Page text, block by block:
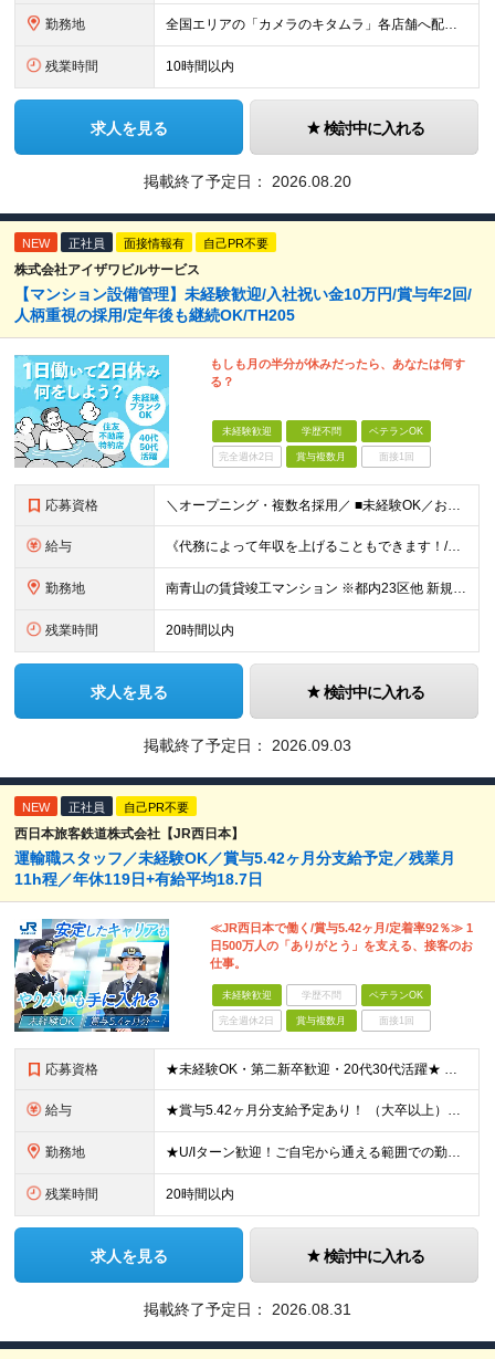
勤務地 全国エリアの「カメラのキタムラ」各店舗へ配属となります ※最初の配属先は希望を最大限考慮した上で決定します ▼詳しい勤務地住所は下記URLをご確認ください。 https://sss.kitamur
残業時間 10時間以内
求人を見る 検討中に入れる
掲載終了予定日： 2026.08.20
NEW 正社員 面接情報有 自己PR不要
株式会社アイザワビルサービス
【マンション設備管理】未経験歓迎/入社祝い金10万円/賞与年2回/
人柄重視の採用/定年後も継続OK/TH205
もしも月の半分が休みだったら、あなたは何す
る？
未経験歓迎 学歴不問 ベテランOK
完全週休2日 賞与複数月 面接1回
応募資格 ＼オープニング・複数名採用／ ■未経験OK／お人柄を重視します！ ■高卒以上 ■60歳未満の方(定年年齢による理由) ＜長く安心して働きやすい＞ 当社では現在20代～60代の管理スタッフが活躍中！
給与 《代務によって年収を上げることもできます！/想定年収330万円》 ■月給22万円以上＋賞与年2回(2カ月/2025年実績)＋時間外手当＋資格手当＋役職手当＋交通費（夜勤のみ） ………… ≪昇給、賞与、
勤務地 南青山の賃貸竣工マンション ※都内23区他 新規受託物件につき、オープニングの募集です！ 入社時期はご相談可能です！ 【本社/面接地】 東京都新宿区西新宿2丁目6番1号 新宿住友ビル4階 ※(変
残業時間 20時間以内
求人を見る 検討中に入れる
掲載終了予定日： 2026.09.03
NEW 正社員 自己PR不要
西日本旅客鉄道株式会社【JR西日本】
運輸職スタッフ／未経験OK／賞与5.42ヶ月分支給予定／残業月
11h程／年休119日+有給平均18.7日
≪JR西日本で働く/賞与5.42ヶ月/定着率92％≫ 1
日500万人の「ありがとう」を支える、接客のお
仕事。
未経験歓迎 学歴不問 ベテランOK
完全週休2日 賞与複数月 面接1回
応募資格 ★未経験OK・第二新卒歓迎・20代30代活躍★ ☆高卒以上 ☆社会人経験（就労経験）がある方 業界・ポジション・年数は不問です！ 「誰もが知る大手企業で働きたい」 「1人より、チームで仕事がした
給与 ★賞与5.42ヶ月分支給予定あり！ （大卒以上）月給24万1,692円～39万5,780円＋各種手当＋賞与2回 （高卒以上）月給22万2,662円～39万5,780円＋各種手当＋賞与2回 ※上記は
勤務地 ★U/Iターン歓迎！ご自宅から通える範囲での勤務となります ★JR西日本本社（大阪市北区）または、当社事業エリア内（北陸から北九州まで）の各支社で勤務 ※関西に本社あり※ 〈近畿エリア〉 三重県（
残業時間 20時間以内
求人を見る 検討中に入れる
掲載終了予定日： 2026.08.31